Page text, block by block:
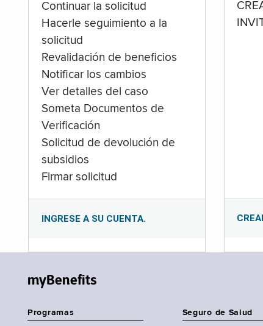
Continuar la solicitud
Hacerle seguimiento a la
solicitud
Revalidación de beneficios
Notificar los cambios
Ver detalles del caso
Someta Documentos de
Verificación
Solicitud de devolución de
subsidios
Firmar solicitud
INGRESE A SU CUENTA.
myBenefits
Programas Seguro de Salud